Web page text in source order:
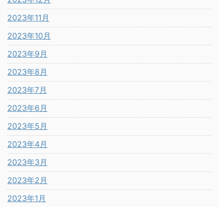
2023年11月
2023年10月
2023年9月
2023年8月
2023年7月
2023年6月
2023年5月
2023年4月
2023年3月
2023年2月
2023年1月